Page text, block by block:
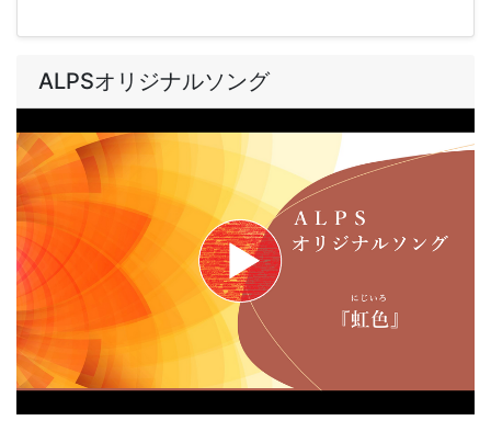
ALPSオリジナルソング